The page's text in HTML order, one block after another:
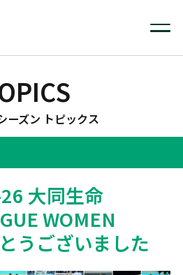
ーズン トピックス
大同生命
WOMEN
うございました